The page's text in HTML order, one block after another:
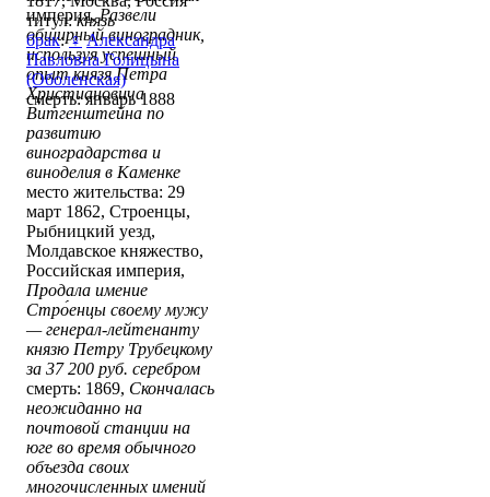
империя,Развели
обширный виноградник,
используя успешный
опыт князя Петра
Христиановича
Витгенштейна по
развитию
виноградарства и
виноделия в Каменке
место жительства: 29
март 1862, Строенцы,
Рыбницкий уезд,
Молдавское княжество,
Российская империя,
Продала имение
Стро́енцы своему мужу
— генерал-лейтенанту
князю Петру Трубецкому
за 37 200 руб. серебром
смерть: 1869, Скончалась
неожиданно на
почтовой станции на
юге во время обычного
объезда своих
многочисленных имений
титул:князь
брак:♀ Александра
Павловна Голицына
(Оболенская)
смерть: январь 1888